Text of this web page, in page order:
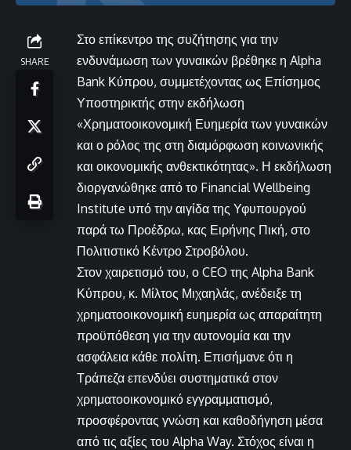
SHARE
Στο επίκεντρο της συζήτησης για την
ενδυνάμωση των γυναικών βρέθηκε η Alpha
Bank Κύπρου, συμμετέχοντας ως Επίσημος
Υποστηρικτής στην εκδήλωση
«Χρηματοοικονομική Ευημερία των γυναικών
και ο ρόλος της στη διαμόρφωση κοινωνικής
και οικονομικής ανθεκτικότητας». Η εκδήλωση
διοργανώθηκε από το Financial Wellbeing
Institute υπό την αιγίδα της Υφυπουργού
παρά τω Προέδρω, κας Ειρήνης Πική, στο
Πολιτιστικό Κέντρο Στροβόλου.
Στον χαιρετισμό του, ο CEO της Alpha Bank
Κύπρου, κ. Μίλτος Μιχαηλάς, ανέδειξε τη
χρηματοοικονομική ευημερία ως απαραίτητη
προϋπόθεση για την αυτονομία και την
ασφάλεια κάθε πολίτη. Επισήμανε ότι η
Τράπεζα επενδύει συστηματικά στον
χρηματοοικονομικό εγγραμματισμό,
προσφέροντας γνώση και καθοδήγηση μέσα
από τις αξίες του Alpha Way. Στόχος είναι η